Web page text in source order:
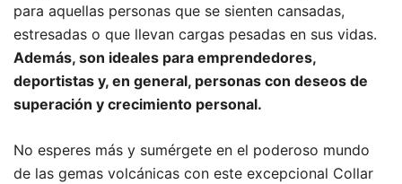
para aquellas personas que se sienten cansadas,
estresadas o que llevan cargas pesadas en sus vidas.
Además, son ideales para emprendedores,
deportistas y, en general, personas con deseos de
superación y crecimiento personal.
No esperes más y sumérgete en el poderoso mundo
de las gemas volcánicas con este excepcional Collar